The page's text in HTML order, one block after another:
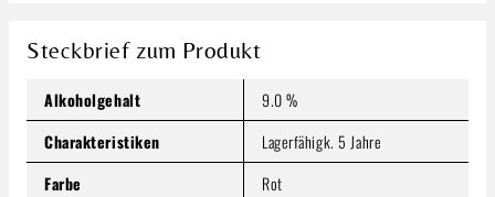
9,99 €
Preise inkl. MwSt. zzgl. Versandkosten
Produkt Anzahl: Gib den gewünschten Wert ein oder
In den Warenkorb
Steckbrief zum Produkt
Alkoholgehalt
9.0 %
Charakteristiken
Lagerfähigk. 5 Jahre
Farbe
Rot